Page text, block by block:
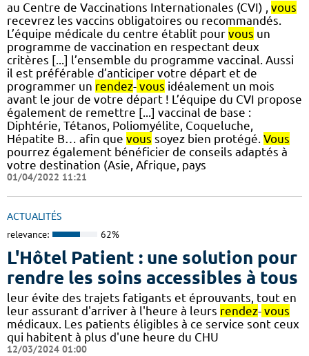
au Centre de Vaccinations Internationales (CVI) , vous
recevrez les vaccins obligatoires ou recommandés.
L’équipe médicale du centre établit pour vous un
programme de vaccination en respectant deux
critères [...] l’ensemble du programme vaccinal. Aussi
il est préférable d’anticiper votre départ et de
programmer un rendez- vous idéalement un mois
avant le jour de votre départ ! L’équipe du CVI propose
également de remettre [...] vaccinal de base :
Diphtérie, Tétanos, Poliomyélite, Coqueluche,
Hépatite B… afin que vous soyez bien protégé. Vous
pourrez également bénéficier de conseils adaptés à
votre destination (Asie, Afrique, pays
01/04/2022 11:21
ACTUALITÉS
relevance: 62%
L'Hôtel Patient : une solution pour
rendre les soins accessibles à tous
leur évite des trajets fatigants et éprouvants, tout en
leur assurant d'arriver à l'heure à leurs rendez- vous
médicaux. Les patients éligibles à ce service sont ceux
qui habitent à plus d'une heure du CHU
12/03/2024 01:00